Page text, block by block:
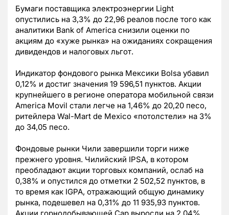
Бумаги поставщика электроэнергии Light
опустились на 3,3% до 22,96 реалов после того как
аналитики Bank of America снизили оценки по
акциям до «хуже рынка» на ожиданиях сокращения
дивидендов и налоговых льгот.
Индикатор фондового рынка Мексики Bolsa убавил
0,12% и достиг значения 19 596,51 пунктов. Акции
крупнейшего в регионе оператора мобильной связи
America Movil стали легче на 1,46% до 20,20 песо,
ритейлера Wal-Mart de Mexico «потолстели» на 3%
до 34,05 песо.
Фондовые рынки Чили завершили торги ниже
прежнего уровня. Чилийский IPSA, в котором
преобладают акции торговых компаний, ослаб на
0,38% и опустился до отметки 2 502,52 пунктов, в
то время как IGPA, отражающий общую динамику
рынка, подешевел на 0,31% до 11 935,93 пунктов.